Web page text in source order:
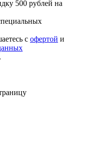
500 рублей на
с офертой и